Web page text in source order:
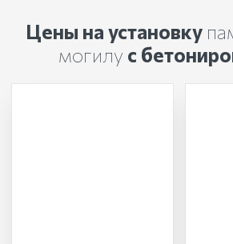
Цены на установку
могилу с